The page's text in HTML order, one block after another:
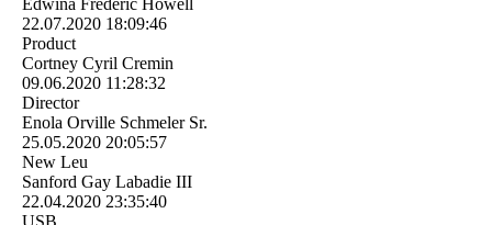
22.07.2020 18:09:46
Product
Cortney Cyril Cremin
09.06.2020 11:28:32
Director
Enola Orville Schmeler Sr.
25.05.2020 20:05:57
New Leu
Sanford Gay Labadie III
22.04.2020 23:35:40
USB